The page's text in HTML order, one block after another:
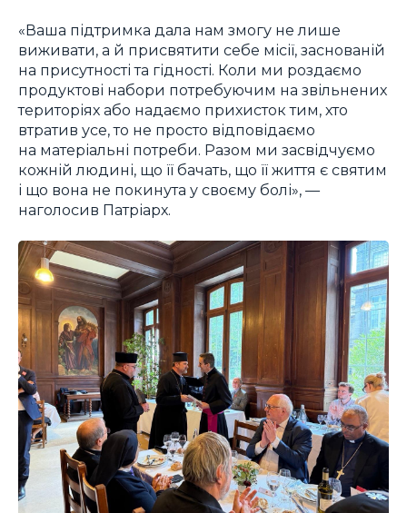
«Ваша підтримка дала нам змогу не лише
виживати, а й присвятити себе місії, заснованій
на присутності та гідності. Коли ми роздаємо
продуктові набори потребуючим на звільнених
територіях або надаємо прихисток тим, хто
втратив усе, то не просто відповідаємо
на матеріальні потреби. Разом ми засвідчуємо
кожній людині, що її бачать, що її життя є святим
і що вона не покинута у своєму болі», —
наголосив Патріарх.